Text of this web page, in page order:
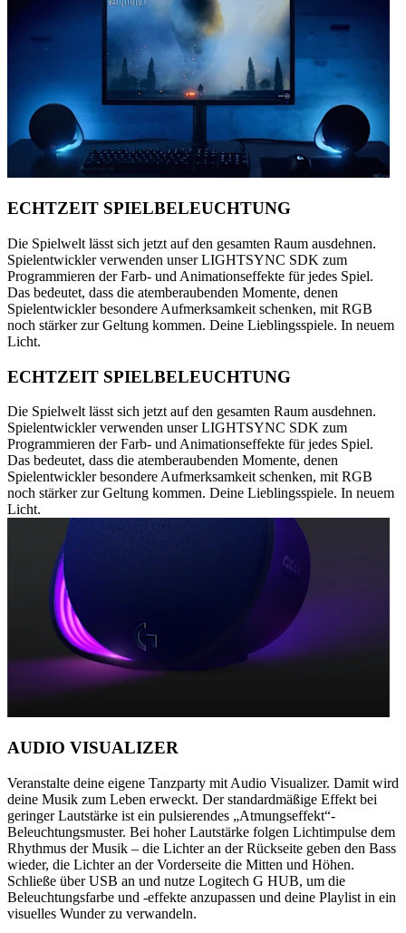
ECHTZEIT SPIELBELEUCHTUNG
Die Spielwelt lässt sich jetzt auf den gesamten Raum ausdehnen.
Spielentwickler verwenden unser LIGHTSYNC SDK zum
Programmieren der Farb- und Animationseffekte für jedes Spiel.
Das bedeutet, dass die atemberaubenden Momente, denen
Spielentwickler besondere Aufmerksamkeit schenken, mit RGB
noch stärker zur Geltung kommen. Deine Lieblingsspiele. In neuem
Licht.
ECHTZEIT SPIELBELEUCHTUNG
Die Spielwelt lässt sich jetzt auf den gesamten Raum ausdehnen.
Spielentwickler verwenden unser LIGHTSYNC SDK zum
Programmieren der Farb- und Animationseffekte für jedes Spiel.
Das bedeutet, dass die atemberaubenden Momente, denen
Spielentwickler besondere Aufmerksamkeit schenken, mit RGB
noch stärker zur Geltung kommen. Deine Lieblingsspiele. In neuem
Licht.
AUDIO VISUALIZER
Veranstalte deine eigene Tanzparty mit Audio Visualizer. Damit wird
deine Musik zum Leben erweckt. Der standardmäßige Effekt bei
geringer Lautstärke ist ein pulsierendes „Atmungseffekt“-
Beleuchtungsmuster. Bei hoher Lautstärke folgen Lichtimpulse dem
Rhythmus der Musik – die Lichter an der Rückseite geben den Bass
wieder, die Lichter an der Vorderseite die Mitten und Höhen.
Schließe über USB an und nutze Logitech G HUB, um die
Beleuchtungsfarbe und -effekte anzupassen und deine Playlist in ein
visuelles Wunder zu verwandeln.